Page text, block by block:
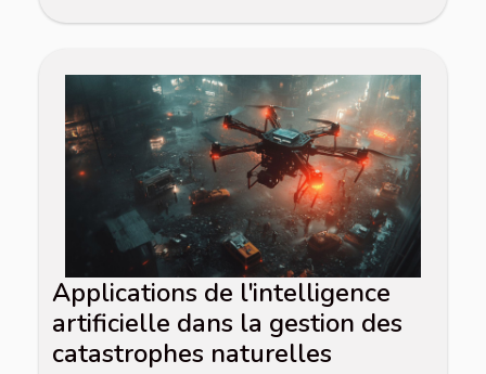
Applications de l'intelligence
artificielle dans la gestion des
catastrophes naturelles